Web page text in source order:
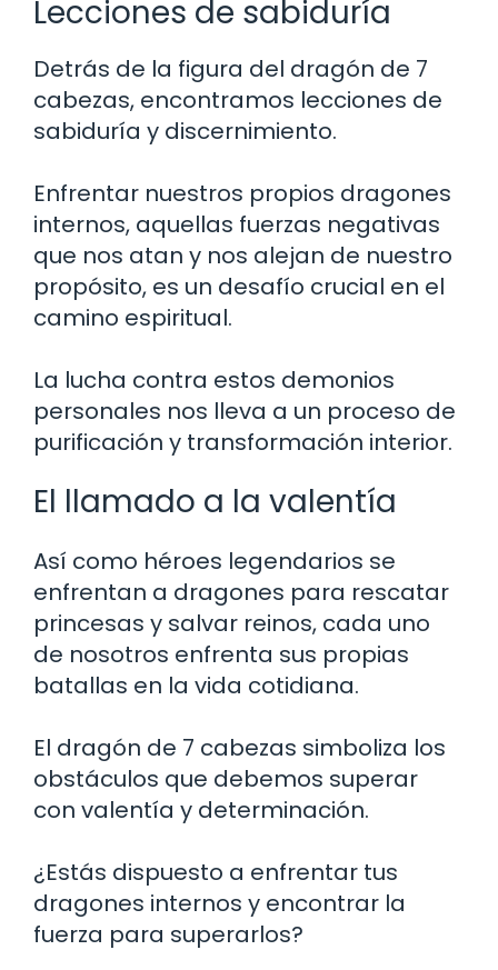
Lecciones de sabiduría
Detrás de la figura del dragón de 7
cabezas, encontramos lecciones de
sabiduría y discernimiento.
Enfrentar nuestros propios dragones
internos, aquellas fuerzas negativas
que nos atan y nos alejan de nuestro
propósito, es un desafío crucial en el
camino espiritual.
La lucha contra estos demonios
personales nos lleva a un proceso de
purificación y transformación interior.
El llamado a la valentía
Así como héroes legendarios se
enfrentan a dragones para rescatar
princesas y salvar reinos, cada uno
de nosotros enfrenta sus propias
batallas en la vida cotidiana.
El dragón de 7 cabezas simboliza los
obstáculos que debemos superar
con valentía y determinación.
¿Estás dispuesto a enfrentar tus
dragones internos y encontrar la
fuerza para superarlos?